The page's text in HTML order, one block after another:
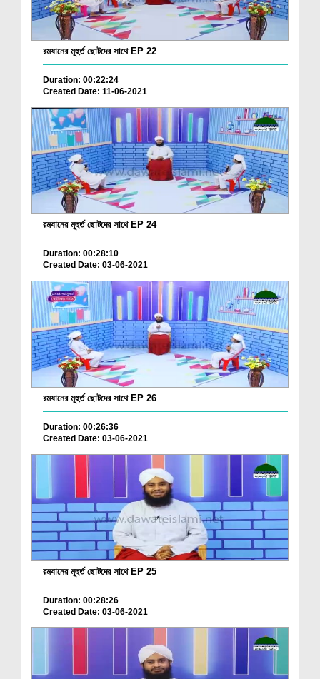
রমযানের মূহুর্ত ছোটদের সাথে EP 22
Duration: 00:22:24
Created Date: 11-06-2021
রমযানের মূহুর্ত ছোটদের সাথে EP 24
Duration: 00:28:10
Created Date: 03-06-2021
রমযানের মূহুর্ত ছোটদের সাথে EP 26
Duration: 00:26:36
Created Date: 03-06-2021
রমযানের মূহুর্ত ছোটদের সাথে EP 25
Duration: 00:28:26
Created Date: 03-06-2021